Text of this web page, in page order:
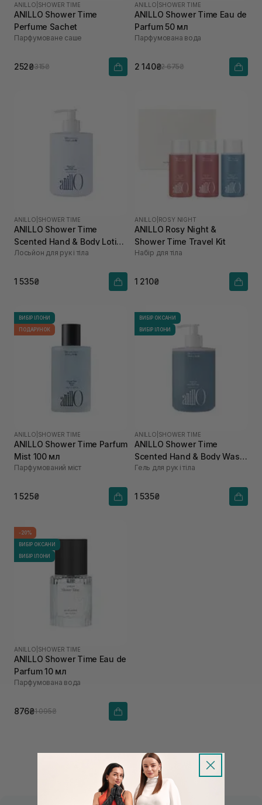
ANILLO SHOWER TIME
ANILLO Shower Time
Perfume Sachet
Парфумоване саше
252₴315₴
ANILLO SHOWER TIME
ANILLO Shower Time Eau de
Parfum 50 мл
Парфумована вода
2 140₴2 675₴
ANILLO SHOWER TIME
ANILLO Shower Time
Scented Hand & Body Lotion
450 мл
Лосьйон для рук і тіла
1 535₴
ANILLO ROSY NIGHT
ANILLO Rosy Night &
Shower Time Travel Kit
Набір для тіла
1 210₴
ВИБІР ІЛОНИ
ПОДАРУНОК
ANILLO SHOWER TIME
ANILLO Shower Time Parfum
Mist 100 мл
Парфумований міст
1 525₴
ВИБІР ОКСАНИ
ВИБІР ІЛОНИ
ANILLO SHOWER TIME
ANILLO Shower Time
Scented Hand & Body Wash
450 мл
Гель для рук і тіла
1 535₴
-20%
ВИБІР ОКСАНИ
ВИБІР ІЛОНИ
ANILLO SHOWER TIME
ANILLO Shower Time Eau de
Parfum 10 мл
Парфумована вода
876₴1 095₴